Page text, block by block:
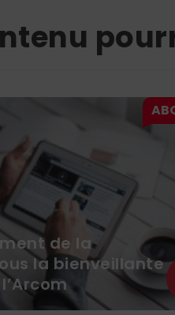
de la
la bienveillante